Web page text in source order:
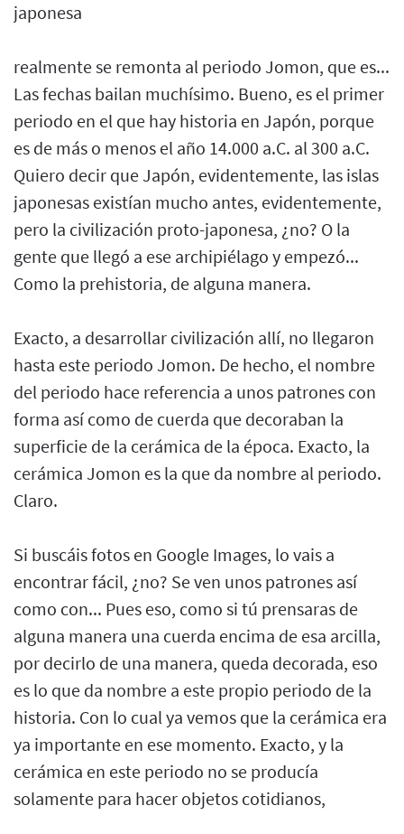
japonesa
realmente se remonta al periodo Jomon, que es...
Las fechas bailan muchísimo. Bueno, es el primer
periodo en el que hay historia en Japón, porque
es de más o menos el año 14.000 a.C. al 300 a.C.
Quiero decir que Japón, evidentemente, las islas
japonesas existían mucho antes, evidentemente,
pero la civilización proto-japonesa, ¿no? O la
gente que llegó a ese archipiélago y empezó...
Como la prehistoria, de alguna manera.
Exacto, a desarrollar civilización allí, no llegaron
hasta este periodo Jomon. De hecho, el nombre
del periodo hace referencia a unos patrones con
forma así como de cuerda que decoraban la
superficie de la cerámica de la época. Exacto, la
cerámica Jomon es la que da nombre al periodo.
Claro.
Si buscáis fotos en Google Images, lo vais a
encontrar fácil, ¿no? Se ven unos patrones así
como con... Pues eso, como si tú prensaras de
alguna manera una cuerda encima de esa arcilla,
por decirlo de una manera, queda decorada, eso
es lo que da nombre a este propio periodo de la
historia. Con lo cual ya vemos que la cerámica era
ya importante en ese momento. Exacto, y la
cerámica en este periodo no se producía
solamente para hacer objetos cotidianos,